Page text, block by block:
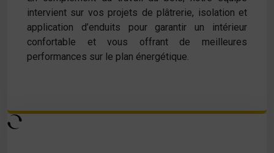
intervient sur vos projets de plâtrerie, isolation et
application d’enduits pour garantir un intérieur
confortable et vous offrant de meilleures
performances sur le plan énergétique.